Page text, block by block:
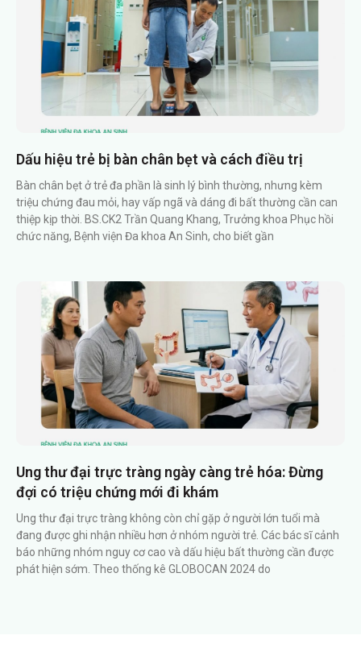
Dấu hiệu trẻ bị bàn chân bẹt và cách điều trị
Bàn chân bẹt ở trẻ đa phần là sinh lý bình thường, nhưng kèm
triệu chứng đau mỏi, hay vấp ngã và dáng đi bất thường cần can
thiệp kịp thời. BS.CK2 Trần Quang Khang, Trưởng khoa Phục hồi
chức năng, Bệnh viện Đa khoa An Sinh, cho biết gần
Ung thư đại trực tràng ngày càng trẻ hóa: Đừng
đợi có triệu chứng mới đi khám
Ung thư đại trực tràng không còn chỉ gặp ở người lớn tuổi mà
đang được ghi nhận nhiều hơn ở nhóm người trẻ. Các bác sĩ cảnh
báo những nhóm nguy cơ cao và dấu hiệu bất thường cần được
phát hiện sớm. Theo thống kê GLOBOCAN 2024 do